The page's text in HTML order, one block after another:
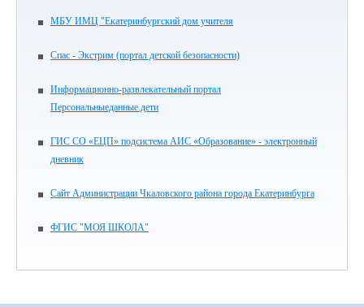
МБУ ИМЦ "Екатеринбургский дом учителя
Спас - Экстрим (портал детской безопасности)
Информационно-развлекательный портал
Персональныеданные.дети
ГИС СО «ЕЦП» подсистема АИС «Образование» - электронный
дневник
Сайт Администрации Чкаловского района города Екатеринбурга
ФГИС "МОЯ ШКОЛА"